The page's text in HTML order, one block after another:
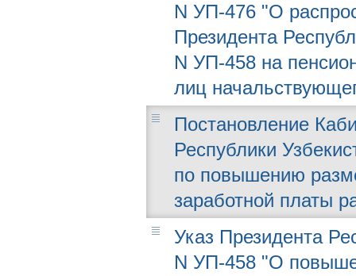
N УП-476 "О
Президента
N УП-458 на
лиц
Постановление
Республики
по повышению
заработной платы
Указ Президента
N УП-458 "О